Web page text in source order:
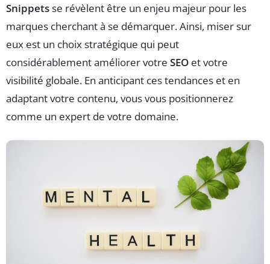
Snippetsse révèlent être un enjeu majeur pour les
marques cherchant à se démarquer. Ainsi, miser sur
eux est un choix stratégique qui peut
considérablement améliorer votre SEO et votre
visibilité globale. En anticipant ces tendances et en
adaptant votre contenu, vous vous positionnerez
comme un expert de votre domaine.